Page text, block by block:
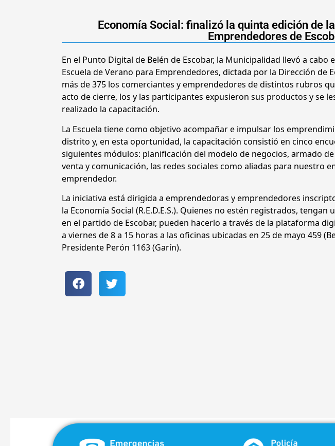
Economía Social: finalizó la quinta edición de
Emprendedores de
En el Punto Digital de Belén de Escobar, la Municipalidad llevó a cabo
Escuela de Verano para Emprendedores, dictada por la Dirección de
más de 375 los comerciantes y emprendedores de distintos rubros
acto de cierre, los y las participantes expusieron sus productos y se
realizado la capacitación.
La Escuela tiene como objetivo acompañar e impulsar los
distrito y, en esta oportunidad, la capacitación consistió en cinco
siguientes módulos: planificación del modelo de negocios, armado
venta y comunicación, las redes sociales como aliadas para nuestro
emprendedor.
La iniciativa está dirigida a emprendedoras y emprendedores
la Economía Social (R.E.D.E.S.). Quienes no estén registrados,
en el partido de Escobar, pueden hacerlo a través de la plataforma
a viernes de 8 a 15 horas a las oficinas ubicadas en 25 de mayo 459
Presidente Perón 1163 (Garín).